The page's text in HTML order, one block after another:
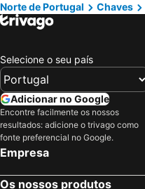
Norte de Portugal
Chaves
Selecione o seu país
Adicionar no Google
Encontre facilmente os nossos
resultados: adicione o trivago como
fonte preferencial no Google.
Empresa
Os nossos produtos